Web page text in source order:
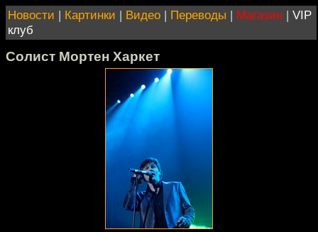
Новости | Картинки | Видео | Переводы | Магазин | VIP
клуб
Солист Мортен Харкет